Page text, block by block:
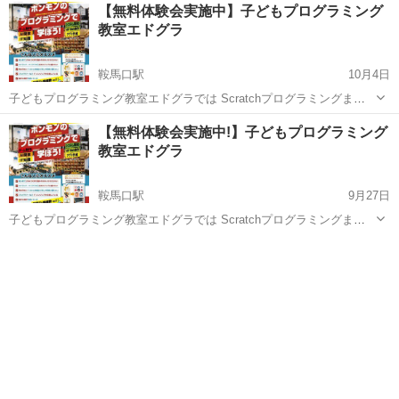
を待っています！ 小学3年生から高校3年生まで募集です！ 授業時間は
１コマ６０...
【無料体験会実施中】子どもプログラミング
教室エドグラ
鞍馬口駅
10月4日
子どもプログラミング教室エドグラでは Scratchプログラミングまた
は、文字を打ち込む本格的なプログラミングをやってみたい生徒様を
募集しています！ 小学3年生から高校3年生対象！ 新規OPEN! 授業時
間は...
京都 京都市 鞍馬口駅 プログラミング 子ども
【無料体験会実施中!】子どもプログラミング
教室エドグラ
鞍馬口駅
9月27日
子どもプログラミング教室エドグラでは Scratchプログラミングまた